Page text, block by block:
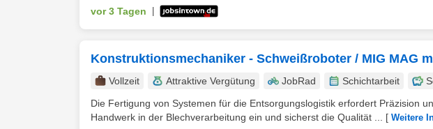
vor 3 Tagen
Konstruktionsmechaniker - Schweißroboter / MIG MAG
Vollzeit Attraktive Vergütung JobRad Schichtarbeit
Die Fertigung von Systemen für die Entsorgungslogistik erfordert Präzision
Handwerk in der Blechverarbeitung ein und sicherst die Qualität ...
[ Weitere